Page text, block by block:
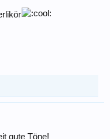
gute Töne!